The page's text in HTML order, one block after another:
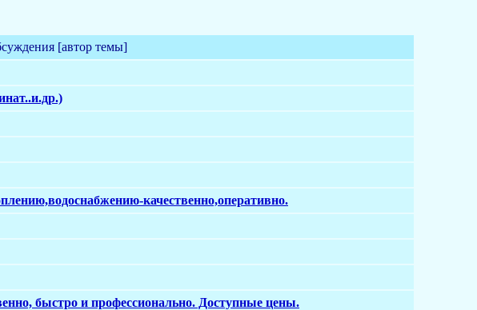
[автор темы]
качественно,оперативно.
быстро и профессионально. Доступные цены.